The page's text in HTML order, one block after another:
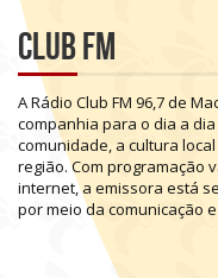
Club FM
ARádio Club FM 96,7de
companhia para o dia a dia
comunidade, a cultura local
região.Com programação
internet,a emissora está
pormeio da comunicação e